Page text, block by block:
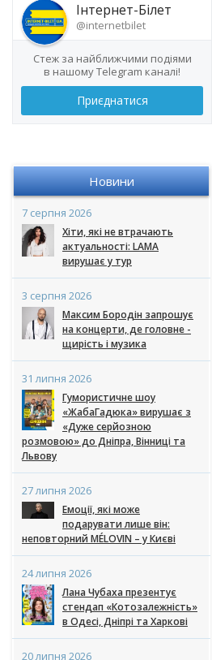
Інтернет-Білет
@internetbilet
Стеж за найближчими подіями
в нашому Telegram каналі!
Приєднатися
Новини
7 серпня 2026
Хіти, які не втрачають
актуальності: LAMA
вирушає у тур
3 серпня 2026
Максим Бородін запрошує
на концерти, де головне -
щирість і музика
31 липня 2026
Гумористичне шоу
«ЖабаГадюка» вирушає з
«Дуже серйозною
розмовою» до Дніпра, Вінниці та
Львову
27 липня 2026
Емоції, які може
подарувати лише він:
неповторний MÉLOVIN – у Києві
24 липня 2026
Лана Чубаха презентує
стендап «Котозалежність»
в Одесі, Дніпрі та Харкові
20 липня 2026